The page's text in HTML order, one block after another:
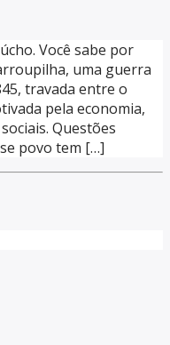
Você sabe por
uma guerra
travada entre o
pela economia,
Questões
povo tem […]